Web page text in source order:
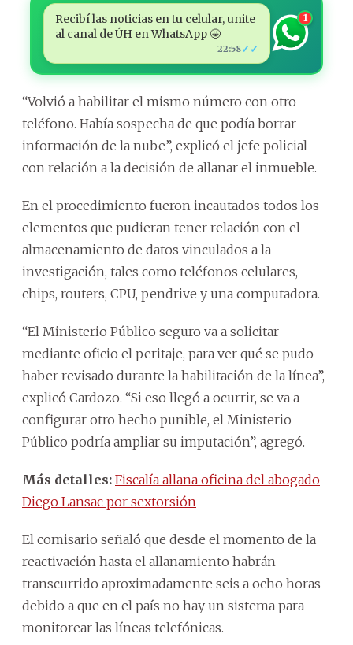
Recibí las noticias en tu celular, unite
al canal de ÚH en WhatsApp 🤩
22:58✓✓
1
“Volvió a habilitar el mismo número con otro
teléfono. Había sospecha de que podía borrar
información de la nube”, explicó el jefe policial
con relación a la decisión de allanar el inmueble.
En el procedimiento fueron incautados todos los
elementos que pudieran tener relación con el
almacenamiento de datos vinculados a la
investigación, tales como teléfonos celulares,
chips, routers, CPU, pendrive y una computadora.
“El Ministerio Público seguro va a solicitar
mediante oficio el peritaje, para ver qué se pudo
haber revisado durante la habilitación de la línea”,
explicó Cardozo. “Si eso llegó a ocurrir, se va a
configurar otro hecho punible, el Ministerio
Público podría ampliar su imputación”, agregó.
Más detalles: Fiscalía allana oficina del abogado
Diego Lansac por sextorsión
El comisario señaló que desde el momento de la
reactivación hasta el allanamiento habrán
transcurrido aproximadamente seis a ocho horas
debido a que en el país no hay un sistema para
monitorear las líneas telefónicas.